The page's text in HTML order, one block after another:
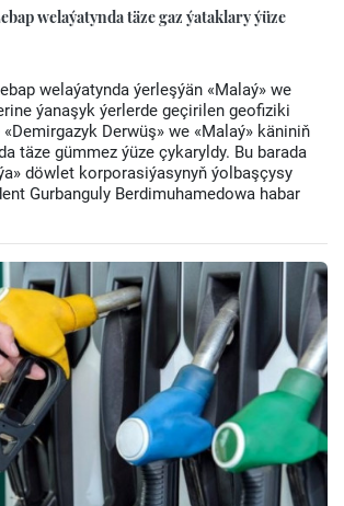
welaýatynda täze gaz ýataklary ýüze
welaýatynda ýerleşýän «Malaý» we
ýanaşyk ýerlerde geçirilen geofiziki
Derwüş» we «Malaý» käniniň
täze gümmez ýüze çykaryldy. Bu barada
döwlet korporasiýasynyň ýolbaşçysy
Gurbanguly Berdimuhamedowa habar